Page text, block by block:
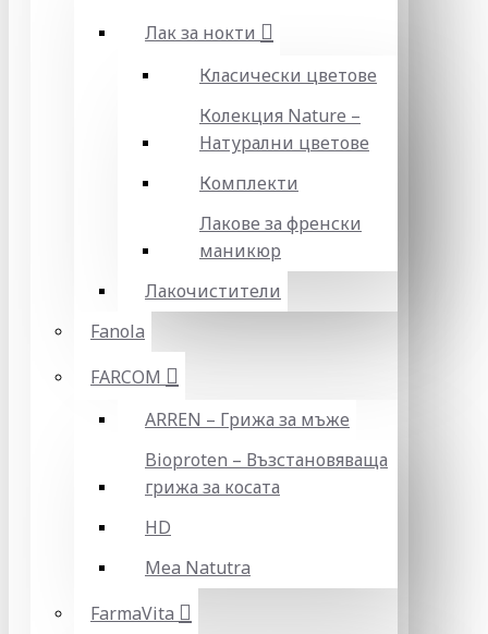
Лак за нокти
Класически цветове
Колекция Nature –
Натурални цветове
Комплекти
Лакове за френски
маникюр
Лакочистители
Fanola
FARCOM
ARREN – Грижа за мъже
Bioproten – Възстановяваща
грижа за косата
HD
Mea Natutra
FarmaVita